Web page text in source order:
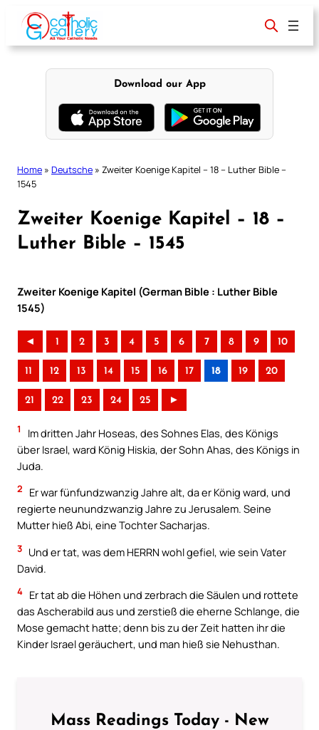
content
Download our App
Home » Deutsche » Zweiter Koenige Kapitel – 18 – Luther Bible –
1545
Zweiter Koenige Kapitel – 18 –
Luther Bible – 1545
Zweiter Koenige Kapitel (German Bible : Luther Bible
1545)
◄ 1 2 3 4 5 6 7 8 9 10
11 12 13 14 15 16 17 18 19 20
21 22 23 24 25 ►
1
Im dritten Jahr Hoseas, des Sohnes Elas, des Königs
über Israel, ward König Hiskia, der Sohn Ahas, des Königs in
Juda.
2
Er war fünfundzwanzig Jahre alt, da er König ward, und
regierte neunundzwanzig Jahre zu Jerusalem. Seine
Mutter hieß Abi, eine Tochter Sacharjas.
3 Und er tat, was dem HERRN wohl gefiel, wie sein Vater
David.
4 Er tat ab die Höhen und zerbrach die Säulen und rottete
das Ascherabild aus und zerstieß die eherne Schlange, die
Mose gemacht hatte; denn bis zu der Zeit hatten ihr die
Kinder Israel geräuchert, und man hieß sie Nehusthan.
Mass Readings Today - New